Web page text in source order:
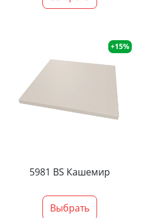
+15%
5981 BS Кашемир
Выбрать